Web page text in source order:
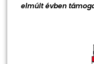
elmúlt évben